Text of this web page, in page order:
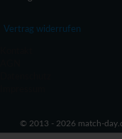
Vertrag widerrufen
© 2013 - 2026 match-